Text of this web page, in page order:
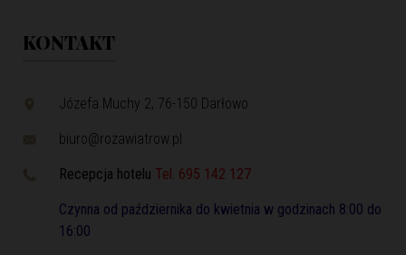
KONTAKT
Józefa Muchy 2, 76-150 Darłowo
biuro@rozawiatrow.pl
Recepcja hotelu Tel. 695 142 127
Czynna od października do kwietnia w godzinach 8:00 do
16:00